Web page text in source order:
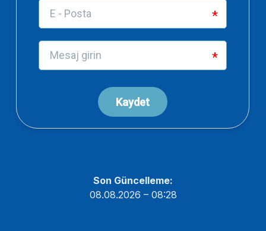
Son Güncelleme:
08.08.2026 – 08:28